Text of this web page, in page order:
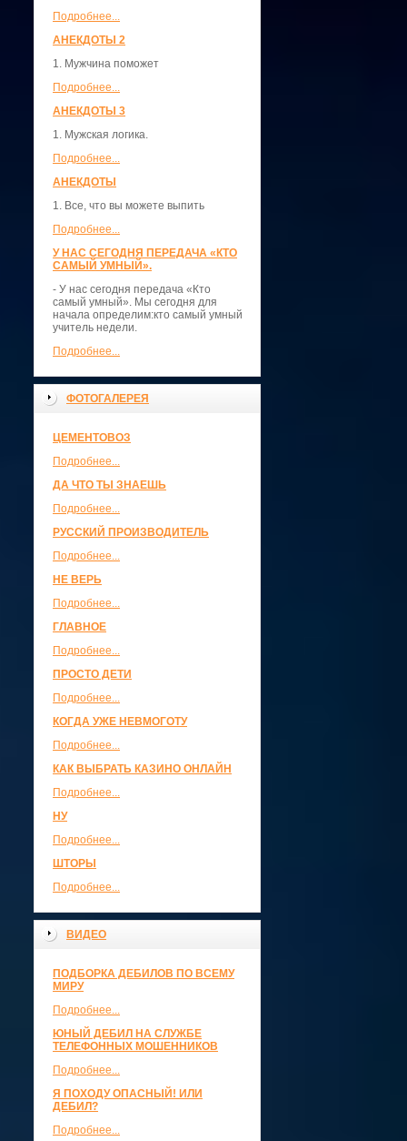
Подробнее...
АНЕКДОТЫ 2
1. Мужчина поможет
Подробнее...
АНЕКДОТЫ 3
1. Мужская логика.
Подробнее...
АНЕКДОТЫ
1. Все, что вы можете выпить
Подробнее...
У НАС СЕГОДНЯ ПЕРЕДАЧА «КТО
САМЫЙ УМНЫЙ».
- У нас сегодня передача «Кто
самый умный». Мы сегодня для
начала определим:кто самый умный
учитель недели.
Подробнее...
ФОТОГАЛЕРЕЯ
ЦЕМЕНТОВОЗ
Подробнее...
ДА ЧТО ТЫ ЗНАЕШЬ
Подробнее...
РУССКИЙ ПРОИЗВОДИТЕЛЬ
Подробнее...
НЕ ВЕРЬ
Подробнее...
ГЛАВНОЕ
Подробнее...
ПРОСТО ДЕТИ
Подробнее...
КОГДА УЖЕ НЕВМОГОТУ
Подробнее...
КАК ВЫБРАТЬ КАЗИНО ОНЛАЙН
Подробнее...
НУ
Подробнее...
ШТОРЫ
Подробнее...
ВИДЕО
ПОДБОРКА ДЕБИЛОВ ПО ВСЕМУ
МИРУ
Подробнее...
ЮНЫЙ ДЕБИЛ НА СЛУЖБЕ
ТЕЛЕФОННЫХ МОШЕННИКОВ
Подробнее...
Я ПОХОДУ ОПАСНЫЙ! ИЛИ
ДЕБИЛ?
Подробнее...